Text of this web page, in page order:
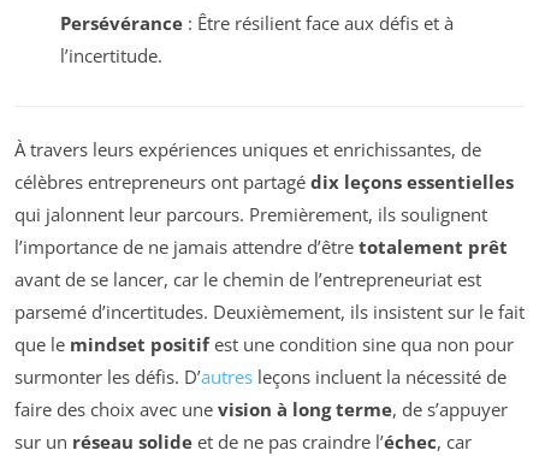
Persévérance: Être résilient face aux défis et à
l’incertitude.
À travers leurs expériences uniques et enrichissantes, de
célèbres entrepreneurs ont partagé dix leçons essentielles
qui jalonnent leur parcours. Premièrement, ils soulignent
l’importance de ne jamais attendre d’être totalement prêt
avant de se lancer, car le chemin de l’entrepreneuriat est
parsemé d’incertitudes. Deuxièmement, ils insistent sur le fait
que le mindset positifest une condition sine qua non pour
surmonter les défis. D’autres leçons incluent la nécessité de
faire des choix avec une vision à long terme, de s’appuyer
sur un réseau solide et de ne pas craindre l’échec, car